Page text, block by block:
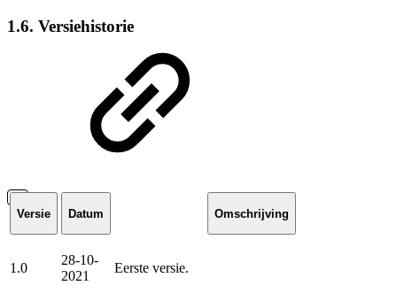
1.6. Versiehistorie
Versie Datum Omschrijving
1.0
28-10-
2021
Eerste versie.